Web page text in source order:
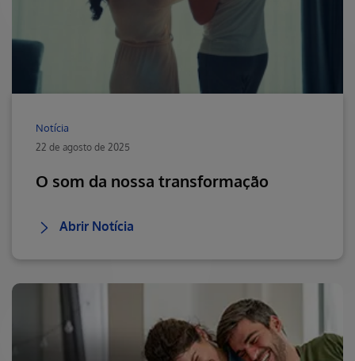
Notícia
22 de agosto de 2025
O som da nossa transformação
Abrir Notícia